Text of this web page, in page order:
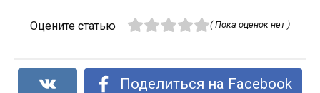
Оцените статью ( Пока оценок нет )
Поделиться на Facebook